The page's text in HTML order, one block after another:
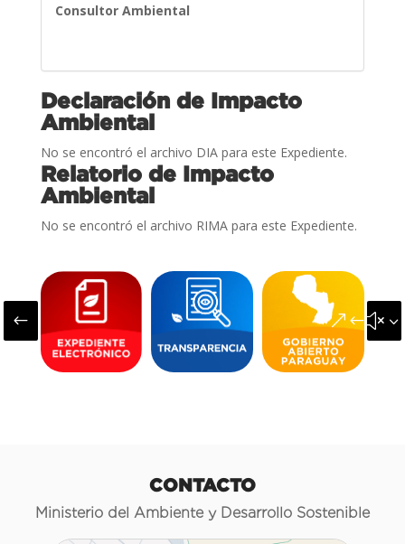
Consultor Ambiental
Declaración de Impacto
Ambiental
No se encontró el archivo DIA para este Expediente.
Relatorio de Impacto
Ambiental
No se encontró el archivo RIMA para este Expediente.
#
CONTACTO
Ministerio del Ambiente y Desarrollo Sostenible